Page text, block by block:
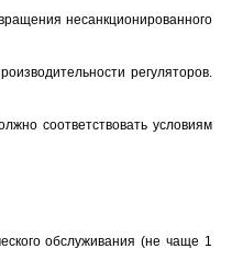
несанкционированного
регуляторов.
соответствовать условиям
обслуживания (не чаще 1